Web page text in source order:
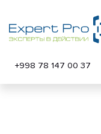
+998 78 147 00 37